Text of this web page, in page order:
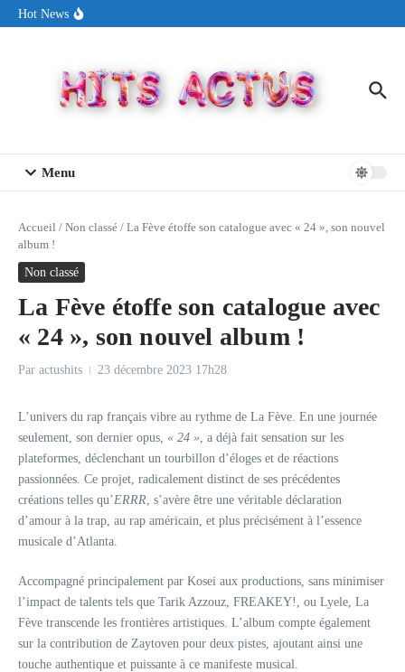
Aller au contenu
Hot News
« New Day »
Menu
Accueil / Non classé / La Fève étoffe son catalogue avec « 24 », son nouvel
album !
Non classé
La Fève étoffe son catalogue avec
« 24 », son nouvel album !
Par actushits 23 décembre 2023 17h28
L’univers du rap français vibre au rythme de La Fève. En une journée
seulement, son dernier opus, « 24 », a déjà fait sensation sur les
plateformes, déclenchant un tourbillon d’éloges et de réactions
passionnées. Ce projet, radicalement distinct de ses précédentes
créations telles qu’ERRR, s’avère être une véritable déclaration
d’amour à la trap, au rap américain, et plus précisément à l’essence
musicale d’Atlanta.
Accompagné principalement par Kosei aux productions, sans minimiser
l’impact de talents tels que Tarik Azzouz, FREAKEY!, ou Lyele, La
Fève transcende les frontières artistiques. L’album compte également
sur la contribution de Zaytoven pour deux pistes, ajoutant ainsi une
touche authentique et puissante à ce manifeste musical.